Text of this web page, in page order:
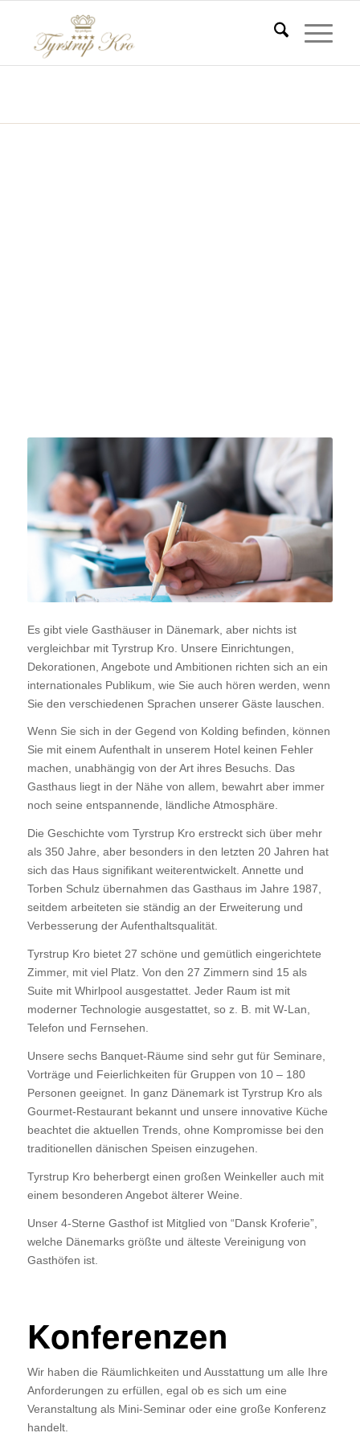
Es gibt viele Gasthäuser in Dänemark, aber nichts ist
vergleichbar mit Tyrstrup Kro. Unsere Einrichtungen,
Dekorationen, Angebote und Ambitionen richten sich an ein
internationales Publikum, wie Sie auch hören werden, wenn
Sie den verschiedenen Sprachen unserer Gäste lauschen.
Wenn Sie sich in der Gegend von Kolding befinden, können
Sie mit einem Aufenthalt in unserem Hotel keinen Fehler
machen, unabhängig von der Art ihres Besuchs. Das
Gasthaus liegt in der Nähe von allem, bewahrt aber immer
noch seine entspannende, ländliche Atmosphäre.
Die Geschichte vom Tyrstrup Kro erstreckt sich über mehr
als 350 Jahre, aber besonders in den letzten 20 Jahren hat
sich das Haus signifikant weiterentwickelt. Annette und
Torben Schulz übernahmen das Gasthaus im Jahre 1987,
seitdem arbeiteten sie ständig an der Erweiterung und
Verbesserung der Aufenthaltsqualität.
Tyrstrup Kro bietet 27 schöne und gemütlich eingerichtete
Zimmer, mit viel Platz. Von den 27 Zimmern sind 15 als
Suite mit Whirlpool ausgestattet. Jeder Raum ist mit
moderner Technologie ausgestattet, so z. B. mit W-Lan,
Telefon und Fernsehen.
Unsere sechs Banquet-Räume sind sehr gut für Seminare,
Vorträge und Feierlichkeiten für Gruppen von 10 – 180
Personen geeignet. In ganz Dänemark ist Tyrstrup Kro als
Gourmet-Restaurant bekannt und unsere innovative Küche
beachtet die aktuellen Trends, ohne Kompromisse bei den
traditionellen dänischen Speisen einzugehen.
Tyrstrup Kro beherbergt einen großen Weinkeller auch mit
einem besonderen Angebot älterer Weine.
Unser 4-Sterne Gasthof ist Mitglied von “Dansk Kroferie”,
welche Dänemarks größte und älteste Vereinigung von
Gasthöfen ist.
Konferenzen
Wir haben die Räumlichkeiten und Ausstattung um alle Ihre
Anforderungen zu erfüllen, egal ob es sich um eine
Veranstaltung als Mini-Seminar oder eine große Konferenz
handelt.